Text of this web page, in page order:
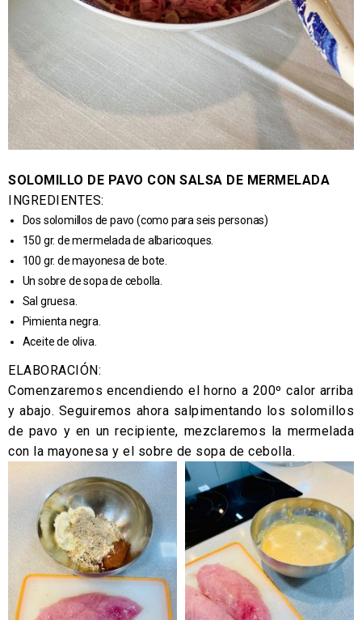
SOLOMILLO DE PAVO CON SALSA DE MERMELADA
INGREDIENTES:
Dos solomillos de pavo (como para seis personas)
150 gr. de mermelada de albaricoques.
100 gr. de mayonesa de bote.
Un sobre de sopa de cebolla.
Sal gruesa.
Pimienta negra.
Aceite de oliva.
ELABORACIÓN:
Comenzaremos encendiendo el horno a 200º calor arriba
y abajo. Seguiremos ahora salpimentando los solomillos
de pavo y en un recipiente, mezclaremos la mermelada
con la mayonesa y el sobre de sopa de cebolla.